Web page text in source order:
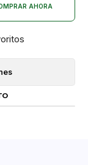
AHORA